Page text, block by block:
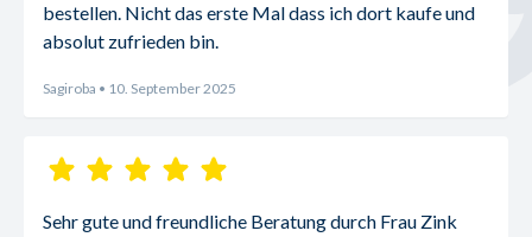
bestellen. Nicht das erste Mal dass ich dort kaufe und
absolut zufrieden bin.
Sagiroba • 10. September 2025
Sehr gute und freundliche Beratung durch Frau Zink